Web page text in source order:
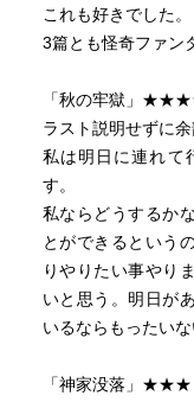
繰り返す日々に
のを恐れ北風伯爵
に。
り、最後の選択に
読後、リプレイ
か。
これも好きでした。
3篇とも怪奇ファン
「秋の牢獄」
ラスト説明せずに
私は明日に連れて
す。
私ならどうするか
とができるという
りやりたい事やり
いと思う。明日が
いるならもったいな
「神家没落」★★★